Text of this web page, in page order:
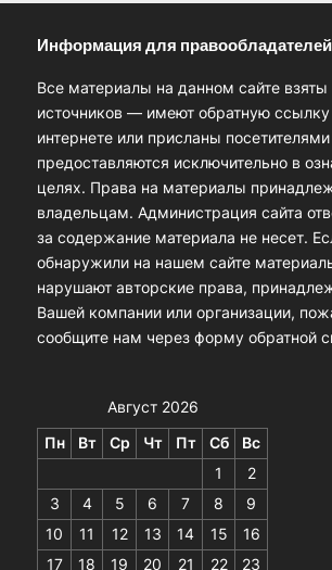
Информация для правообладателей
Все материалы на данном сайте
источников — имеют обратную ссылку
интернете или присланы посетителями
предоставляются исключительно в
целях. Права на материалы
владельцам. Администрация сайта
за содержание материала не несет.
обнаружили на нашем сайте
нарушают авторские права,
Вашей компании или организации,
сообщите нам через форму обратной
Август 2026
Пн Вт Ср Чт Пт Сб
Вс
1
2
3
4 5 6 7 8
9
10
11 12 13 14 15
16
17
18 19 20 21 22
23